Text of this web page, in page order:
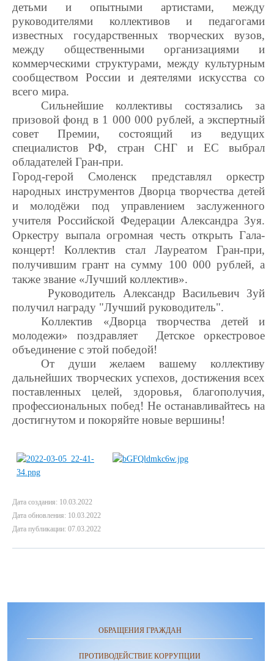
детьми и опытными артистами, между
руководителями коллективов и педагогами
известных государственных творческих вузов,
между общественными организациями и
коммерческими структурами, между культурным
сообществом России и деятелями искусства со
всего мира.
Сильнейшие коллективы состязались за
призовой фонд в 1 000 000 рублей, а экспертный
совет Премии, состоящий из ведущих
специалистов РФ, стран СНГ и ЕС выбрал
обладателей Гран-при.
Город-герой Смоленск представлял оркестр
народных инструментов Дворца творчества детей
и молодёжи под управлением заслуженного
учителя Российской Федерации Александра Зуя.
Оркестру выпала огромная честь открыть Гала-
концерт! Коллектив стал Лауреатом Гран-при,
получившим грант на сумму 100 000 рублей, а
также звание «Лучший коллектив».
Руководитель Александр Васильевич Зуй
получил награду "Лучший руководитель".
Коллектив «Дворца творчества детей и
молодежи» поздравляет Детское оркестровое
объединение с этой победой!
От души желаем вашему коллективу
дальнейших творческих успехов, достижения всех
поставленных целей, здоровья, благополучия,
профессиональных побед! Не останавливайтесь на
достигнутом и покоряйте новые вершины!
Дата создания: 10.03.2022
Дата обновления: 10.03.2022
Дата публикации: 07.03.2022
ОБРАЩЕНИЯ ГРАЖДАН
ПРОТИВОДЕЙСТВИЕ КОРРУПЦИИ